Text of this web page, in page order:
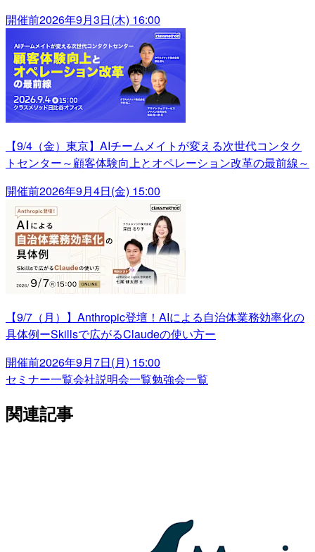
開催前2026年9月3日(木) 16:00
【9/4（金）東京】AIチームメイトが変える次世代コンタク
トセンター～顧客体験向上とオペレーション改革の最前線～
開催前2026年9月4日(金) 15:00
【9/7（月）】Anthropic登壇！AIによる自治体業務効率化の
具体例ーSkillsで広がるClaudeの使い方ー
開催前2026年9月7日(月) 15:00
セミナー一覧会社説明会一覧勉強会一覧
関連記事